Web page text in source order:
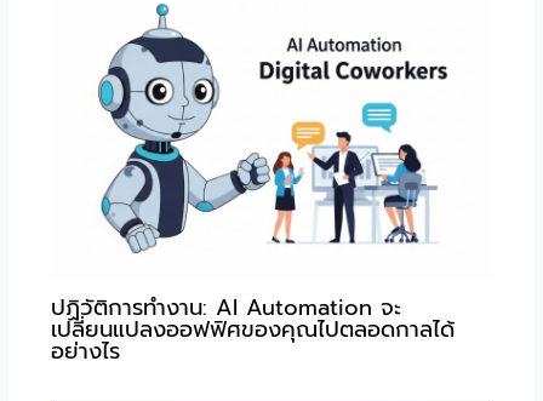
ปฏิวัติการทำงาน: AI Automation จะ
เปลี่ยนแปลงออฟฟิศของคุณไปตลอดกาลได้
อย่างไร